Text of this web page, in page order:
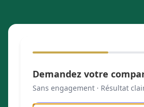
Demandez votre
Sans engagement · Résultat